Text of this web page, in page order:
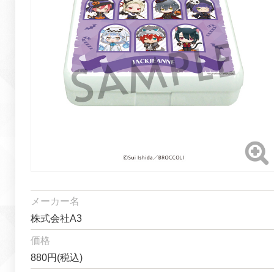
メーカー名
株式会社A3
価格
880円(税込)